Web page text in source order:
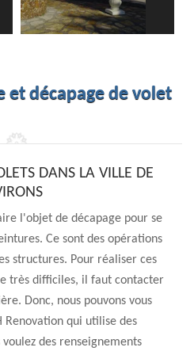
et décapage de volet
DANS LA VILLE DE
l'objet de décapage pour se
Ce sont des opérations
structures. Pour réaliser ces
très difficiles, il faut contacter
Donc, nous pouvons vous
Renovation qui utilise des
des renseignements